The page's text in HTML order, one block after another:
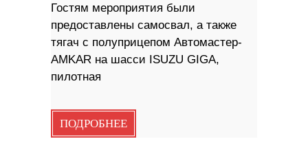
Гостям мероприятия были
предоставлены самосвал, а также
тягач с полуприцепом Автомастер-
AMKAR на шасси ISUZU GIGA,
пилотная
ПОДРОБНЕЕ